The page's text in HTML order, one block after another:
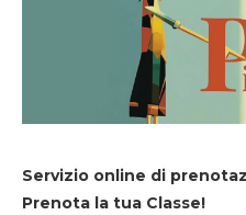
Servizio online di
Prenota la tua Classe!